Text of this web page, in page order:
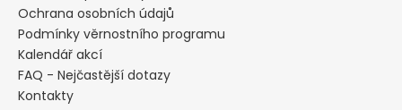
Ochrana osobních údajů
Podmínky věrnostního programu
Kalendář akcí
FAQ - Nejčastější dotazy
Kontakty